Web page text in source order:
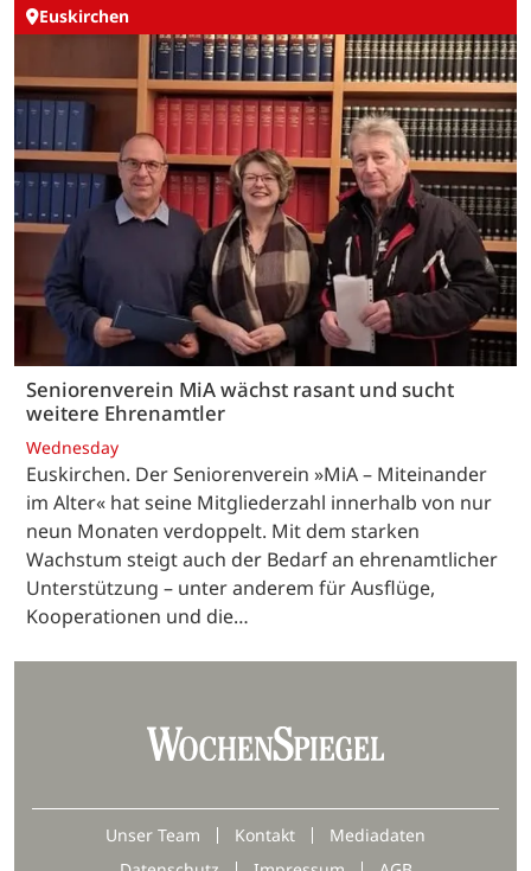
Euskirchen
Seniorenverein MiA wächst rasant und sucht
weitere Ehrenamtler
Wednesday
Euskirchen. Der Seniorenverein »MiA – Miteinander
im Alter« hat seine Mitgliederzahl innerhalb von nur
neun Monaten verdoppelt. Mit dem starken
Wachstum steigt auch der Bedarf an ehrenamtlicher
Unterstützung – unter anderem für Ausflüge,
Kooperationen und die…
Unser Team Kontakt
Mediadaten